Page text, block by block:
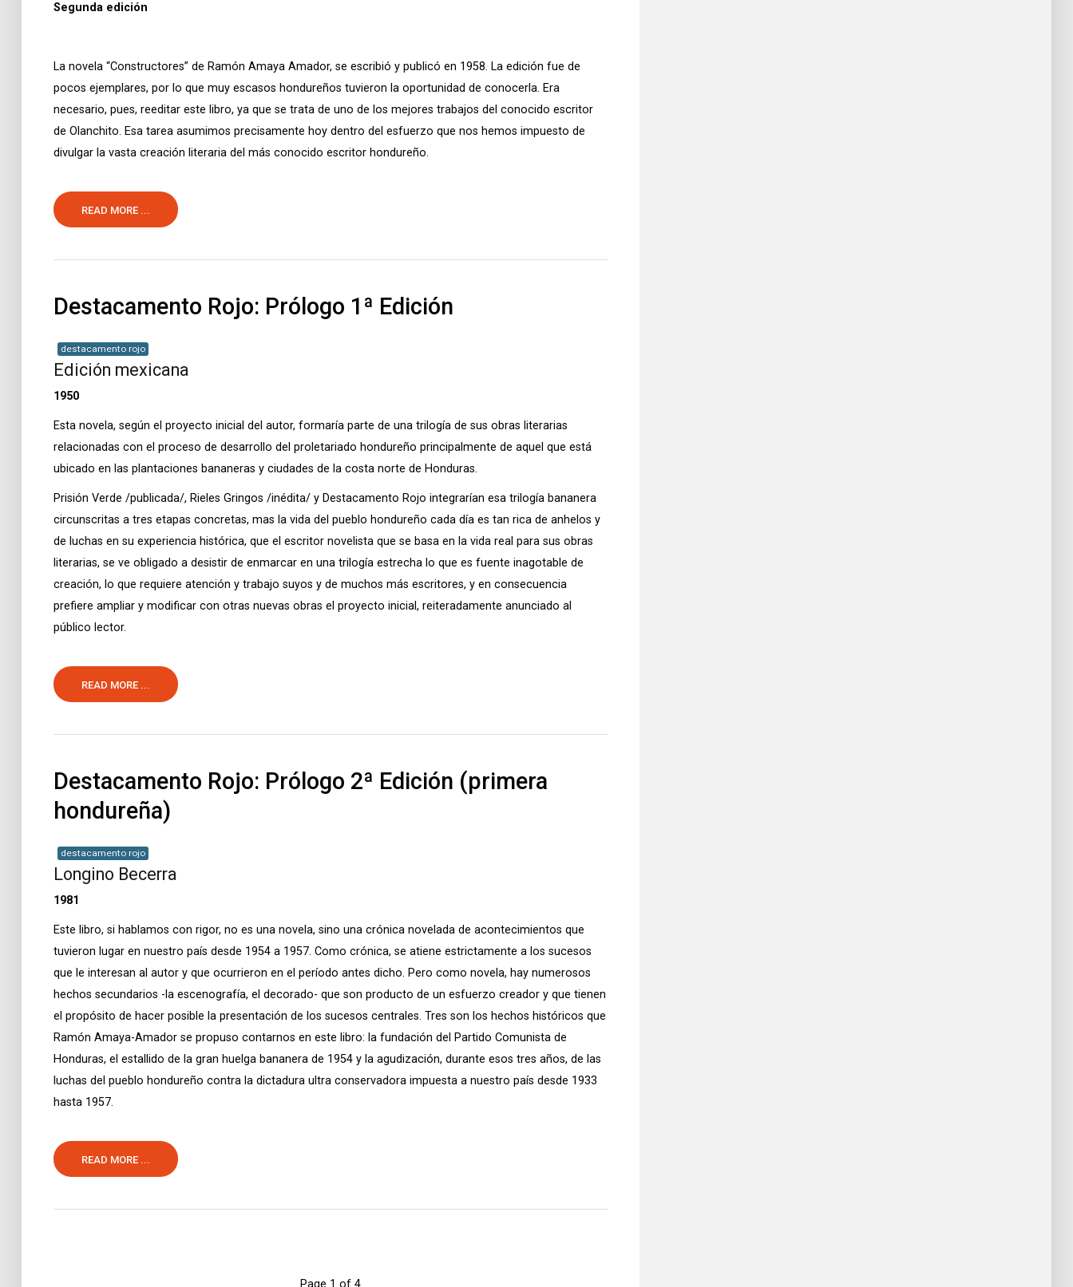
Segunda edición
La novela “Constructores” de Ramón Amaya Amador, se escribió y publicó en 1958. La edición fue de
pocos ejemplares, por lo que muy escasos hondureños tuvieron la oportunidad de conocerla. Era
necesario, pues, reeditar este libro, ya que se trata de uno de los mejores trabajos del conocido escritor
de Olanchito. Esa tarea asumimos precisamente hoy dentro del esfuerzo que nos hemos impuesto de
divulgar la vasta creación literaria del más conocido escritor hondureño.
READ MORE ...
Destacamento Rojo: Prólogo 1ª Edición
destacamento rojo
Edición mexicana
1950
Esta novela, según el proyecto inicial del autor, formaría parte de una trilogía de sus obras literarias
relacionadas con el proceso de desarrollo del proletariado hondureño principalmente de aquel que está
ubicado en las plantaciones bananeras y ciudades de la costa norte de Honduras.
Prisión Verde /publicada/, Rieles Gringos /inédita/ y Destacamento Rojo integrarían esa trilogía bananera
circunscritas a tres etapas concretas, mas la vida del pueblo hondureño cada día es tan rica de anhelos y
de luchas en su experiencia histórica, que el escritor novelista que se basa en la vida real para sus obras
literarias, se ve obligado a desistir de enmarcar en una trilogía estrecha lo que es fuente inagotable de
creación, lo que requiere atención y trabajo suyos y de muchos más escritores, y en consecuencia
prefiere ampliar y modificar con otras nuevas obras el proyecto inicial, reiteradamente anunciado al
público lector.
READ MORE ...
Destacamento Rojo: Prólogo 2ª Edición (primera
hondureña)
destacamento rojo
Longino Becerra
1981
Este libro, si hablamos con rigor, no es una novela, sino una crónica novelada de acontecimientos que
tuvieron lugar en nuestro país desde 1954 a 1957. Como crónica, se atiene estrictamente a los sucesos
que le interesan al autor y que ocurrieron en el período antes dicho. Pero como novela, hay numerosos
hechos secundarios -la escenografía, el decorado- que son producto de un esfuerzo creador y que tienen
el propósito de hacer posible la presentación de los sucesos centrales. Tres son los hechos históricos que
Ramón Amaya-Amador se propuso contarnos en este libro: la fundación del Partido Comunista de
Honduras, el estallido de la gran huelga bananera de 1954 y la agudización, durante esos tres años, de las
luchas del pueblo hondureño contra la dictadura ultra conservadora impuesta a nuestro país desde 1933
hasta 1957.
READ MORE ...
Page 1 of 4